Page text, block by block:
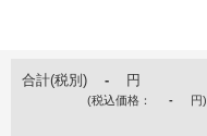
合計(税別) - 円
(税込価格： - 円)